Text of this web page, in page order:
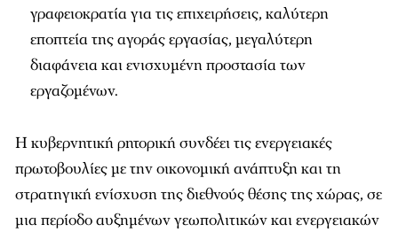
γραφειοκρατία για τις επιχειρήσεις, καλύτερη
εποπτεία της αγοράς εργασίας, μεγαλύτερη
διαφάνεια και ενισχυμένη προστασία των
εργαζομένων.
Η κυβερνητική ρητορική συνδέει τις ενεργειακές
πρωτοβουλίες με την οικονομική ανάπτυξη και τη
στρατηγική ενίσχυση της διεθνούς θέσης της χώρας, σε
μια περίοδο αυξημένων γεωπολιτικών και ενεργειακών